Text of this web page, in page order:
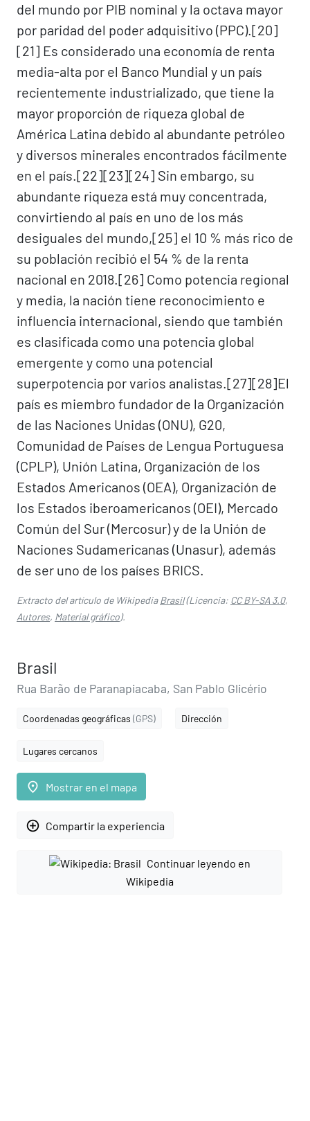
del mundo por PIB nominal y la octava mayor
por paridad del poder adquisitivo (PPC).[20]​
[21]​ Es considerado una economía de renta
media-alta por el Banco Mundial y un país
recientemente industrializado, que tiene la
mayor proporción de riqueza global de
América Latina debido al abundante petróleo
y diversos minerales encontrados fácilmente
en el país.[22]​[23]​[24]​ Sin embargo, su
abundante riqueza está muy concentrada,
convirtiendo al país en uno de los más
desiguales del mundo,[25]​ el 10 % más rico de
su población recibió el 54 % de la renta
nacional en 2018.[26]​ Como potencia regional
y media, la nación tiene reconocimiento e
influencia internacional, siendo que también
es clasificada como una potencia global
emergente y como una potencial
superpotencia por varios analistas.[27]​[28]​ El
país es miembro fundador de la Organización
de las Naciones Unidas (ONU), G20,
Comunidad de Países de Lengua Portuguesa
(CPLP), Unión Latina, Organización de los
Estados Americanos (OEA), Organización de
los Estados iberoamericanos (OEI), Mercado
Común del Sur (Mercosur) y de la Unión de
Naciones Sudamericanas (Unasur), además
de ser uno de los países BRICS.
Extracto del artículo de WikipediaBrasil(Licencia: CC BY-SA 3.0,
Autores, Material gráfico).
Brasil
Rua Barão de Paranapiacaba, San Pablo Glicério
Coordenadas geográficas (GPS) Dirección
Lugares cercanos
place Mostrar en el mapa
add_circle_outline Compartir la experiencia
Continuar leyendo en
Wikipedia